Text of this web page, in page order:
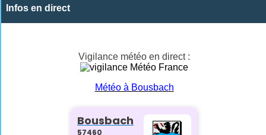
Infos en direct
Vigilance météo en direct :
Météo à Bousbach